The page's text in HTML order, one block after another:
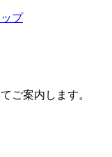
プ
ご案内します。